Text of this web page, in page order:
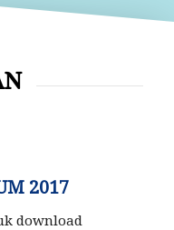
2017
download